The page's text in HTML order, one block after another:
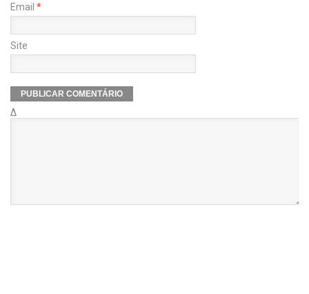
Email *
Site
Δ